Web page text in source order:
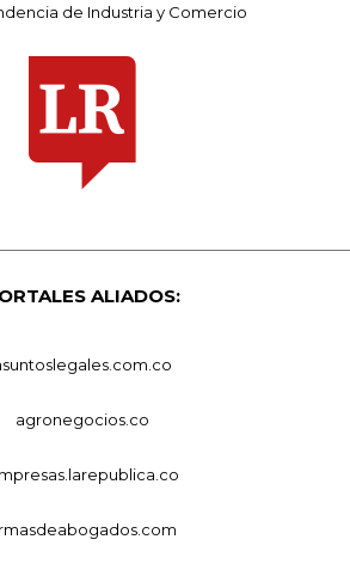
de Industria y Comercio
ALIADOS:
agronegocios.co